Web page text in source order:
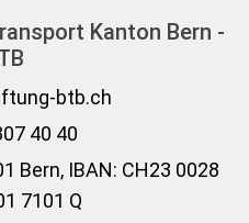
Kanton Bern -
btb.ch
40 40
Bern, IBAN: CH23 0028
7101 Q